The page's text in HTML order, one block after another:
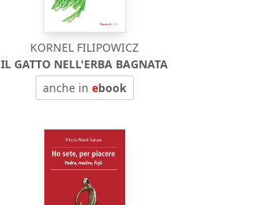
KORNEL FILIPOWICZ
IL GATTO NELL'ERBA BAGNATA
anche in ebook